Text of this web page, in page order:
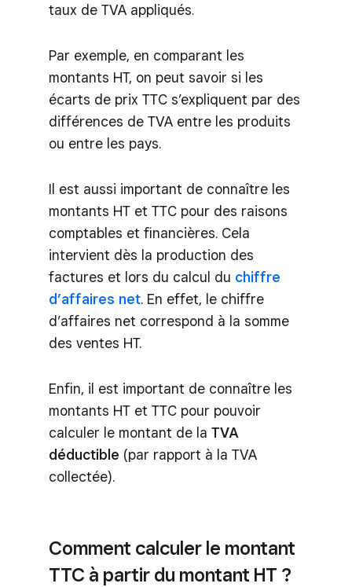
taux de TVA appliqués.
Par exemple, en comparant les
montants HT, on peut savoir si les
écarts de prix TTC s’expliquent par des
différences de TVA entre les produits
ou entre les pays.
Il est aussi important de connaître les
montants HT et TTC pour des raisons
comptables et financières. Cela
intervient dès la production des
factures et lors du calcul du chiffre
d’affaires net. En effet, le chiffre
d’affaires net correspond à la somme
des ventes HT.
Enfin, il est important de connaître les
montants HT et TTC pour pouvoir
calculer le montant de la TVA
déductible (par rapport à la TVA
collectée).
Comment calculer le montant
TTC à partir du montant HT ?